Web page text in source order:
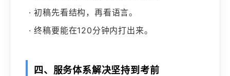
· 初稿先看结构，再看语言。
· 终稿要能在120分钟内打出来。
四、服务体系解决坚持到考前